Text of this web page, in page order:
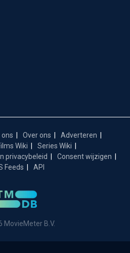
Over ons
Adverteren
Wiki
Series Wiki
privacybeleid
Consent wijzigen
Feeds
API
MovieMeter B.V.